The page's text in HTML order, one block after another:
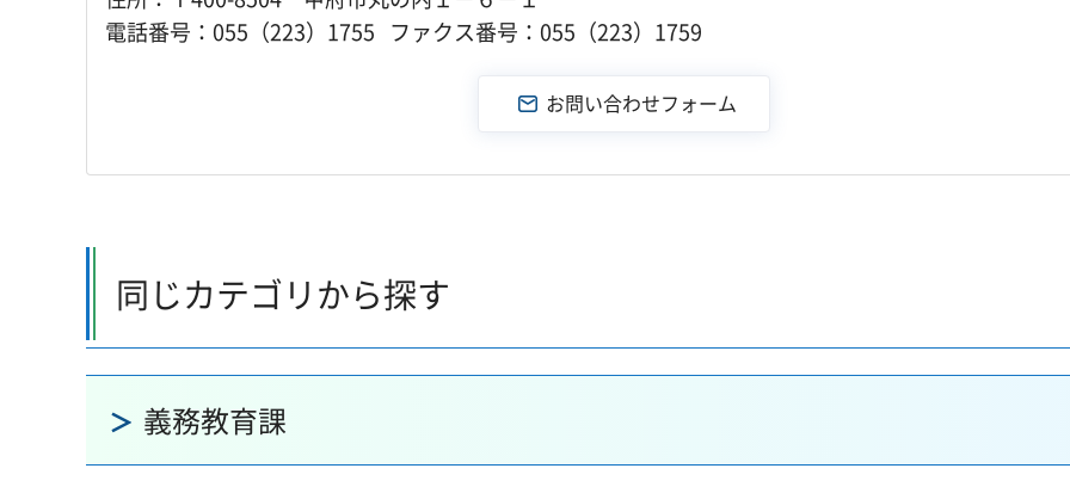
電話番号：055（223）1755 ファクス番号：055（223）1759
同じカテゴリから探す
義務教育課